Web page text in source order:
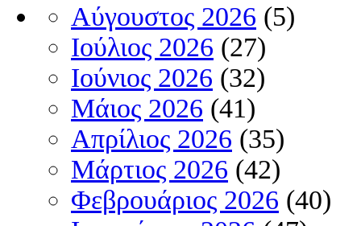
Αύγουστος 2026 (5)
Ιούλιος 2026 (27)
Ιούνιος 2026 (32)
Μάιος 2026 (41)
Απρίλιος 2026 (35)
Μάρτιος 2026 (42)
Φεβρουάριος 2026 (40)